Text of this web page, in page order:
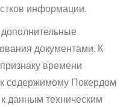
информации.
документами. К
времени
содержимому Покердом
данным техническим